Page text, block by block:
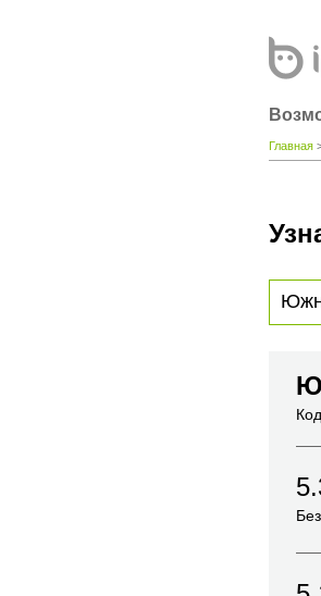
Главная